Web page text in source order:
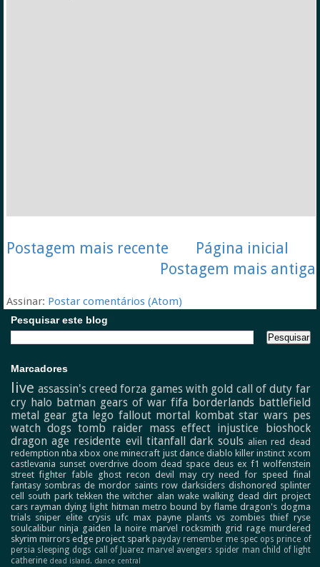
Postagem mais recente
Postagem mais antiga
Página inicial
Assinar: Postar comentários (Atom)
Pesquisar este blog
Marcadores
live assassin's creed forza games with gold call of duty far
cry halo batman gears of war fifa borderlands battlefield
metal gear gta lego fallout mortal kombat star wars pes
watch dogs tomb raider mass effect injustice
bioshock
dragon age residente evil titanfall dark souls alien red dead
redemption nba xbox one minecraft just dance diablo killer instinct xcom
castlevania sunset overdrive doom dead space deus ex f1 wolfenstein
street fighter fable ghost recon devil may cry need for speed final
fantasy sombras de mordor saints row darksiders dishonored splinter
cell
south park tekken the witcher alan wake walking dead dirt project
cars rayman dying light hitman metro bound by flame dragon's dogma
trials sniper elite crysis ufc max payne plants vs zombies thief ryse
soulcalibur ninja gaiden la noire marvel rocksmith grid rage murdered
skyrim mirrors edge project spark payday remember me spec ops prince of
persia sleeping dogs call of Juarez marvel avengers spider man child of light
catherine dead island. dance central